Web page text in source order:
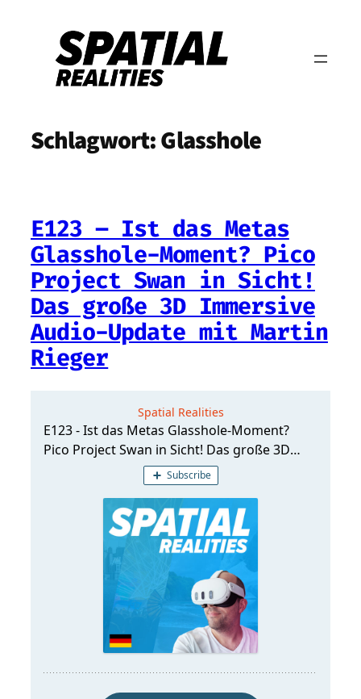
springen
Schlagwort:Glasshole
E123 – Ist das Metas
Glasshole-Moment? Pico
Project Swan in Sicht!
Das große 3D Immersive
Audio-Update mit Martin
Rieger